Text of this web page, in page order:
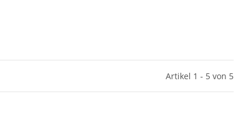
Artikel 1 - 5 von 5